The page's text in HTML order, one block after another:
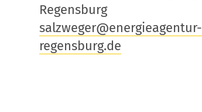
Regensburg
salzweger@energieagentur-
regensburg.de